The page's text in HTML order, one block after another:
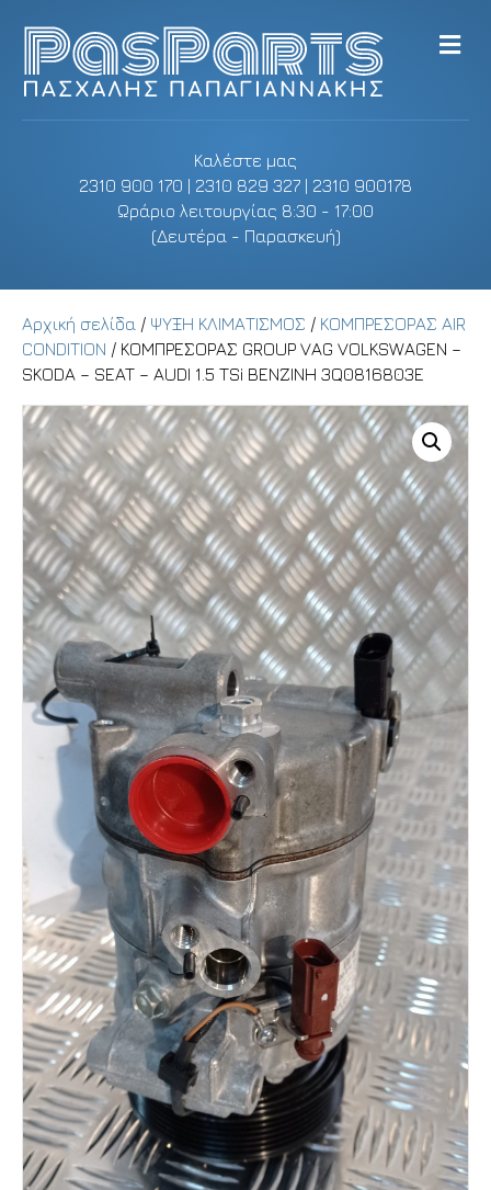
Καλέστε μας
2310 900 170 | 2310 829 327 | 2310 900178
Ωράριο λειτουργίας 8:30 - 17:00
(Δευτέρα - Παρασκευή)
M
e
Αρχική σελίδα / ΨΥΞΗ ΚΛΙΜΑΤΙΣΜΟΣ / ΚΟΜΠΡΕΣΟΡΑΣ AIR
CONDITION / ΚΟΜΠΡΕΣΟΡΑΣ GROUP VAG VOLKSWAGEN –
SKODA – SEAT – AUDI 1.5 TSi ΒΕΝΖΙΝΗ 3Q0816803E